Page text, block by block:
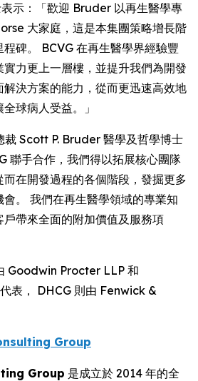
示：「歡迎 Bruder 以再生醫學專
大家庭，這是本集團策略增長階
碑。 BCVG 在再生醫學界經驗豐
力更上一層樓，並提升我們為開發
解決方案的能力，從而更迅速高效地
球病人受益。」
裁 Scott P. Bruder 醫學及哲學博士
聯手合作，我們得以拓展核心團隊
在開發過程的各個階段，發掘更多
。 我們在再生醫學領域的專業知
帶來全面的附加價值及服務項
Goodwin Procter LLP 和
表， DHCG 則由 Fenwick &
Group
Group 是成立於 2014 年的全